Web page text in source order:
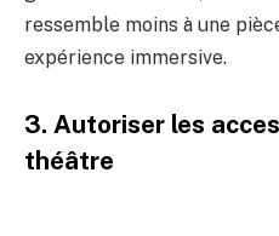
ressemble moins à une
expérience immersive.
3. Autoriser les
théâtre